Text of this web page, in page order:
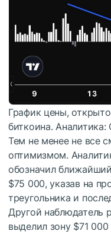
График цены,
биткоина. Аналитика:
Тем не менее не все
оптимизмом.
обозначил
$75 000, указав на
треугольника и
Другой наблюдатель
выделил зону $71